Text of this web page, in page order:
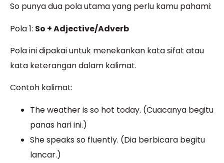
So punya dua pola utama yang perlu kamu pahami:
Pola 1: So + Adjective/Adverb
Pola ini dipakai untuk menekankan kata sifat atau
kata keterangan dalam kalimat.
Contoh kalimat:
The weather is so hot today. (Cuacanya begitu
panas hari ini.)
She speaks so fluently. (Dia berbicara begitu
lancar.)